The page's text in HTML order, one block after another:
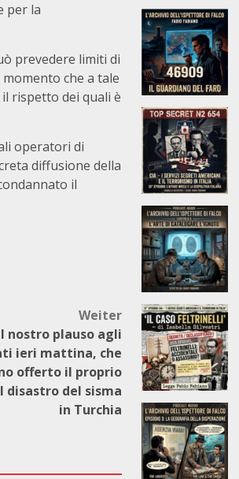
per la
prevedere limiti di
che a tale
rispetto dei quali è
operatori di
diffusione della
il
Weiter
nostro plauso agli
ieri mattina, che
offerto il proprio
disastro del sisma
in Turchia